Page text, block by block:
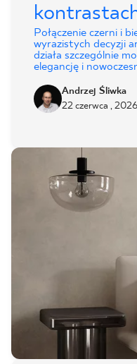
Połączenie czerni i
wyrazistych decyzji
działa szczególnie
elegancję i
dodatków.
proporcjami,
wnętrze o
Andrzej Śliwka
22 czerwca , 2026